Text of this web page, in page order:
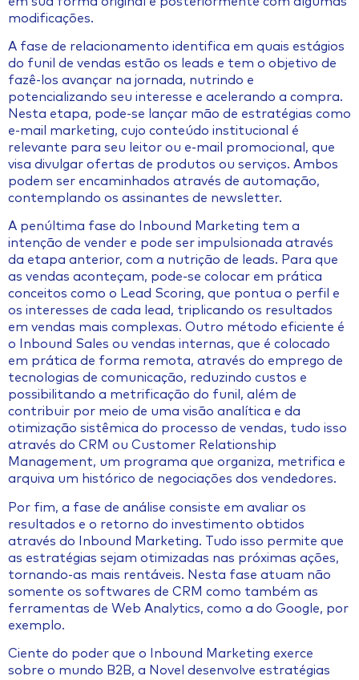
modificações.
A fase de relacionamento identifica em quais estágios
do funil de vendas estão os leads e tem o objetivo de
fazê-los avançar na jornada, nutrindo e
potencializando seu interesse e acelerando a compra.
Nesta etapa, pode-se lançar mão de estratégias como
e-mail marketing, cujo conteúdo institucional é
relevante para seu leitor ou e-mail promocional, que
visa divulgar ofertas de produtos ou serviços. Ambos
podem ser encaminhados através de automação,
contemplando os assinantes de newsletter.
A penúltima fase do Inbound Marketing tem a
intenção de vender e pode ser impulsionada através
da etapa anterior, com a nutrição de leads. Para que
as vendas aconteçam, pode-se colocar em prática
conceitos como o Lead Scoring, que pontua o perfil e
os interesses de cada lead, triplicando os resultados
em vendas mais complexas. Outro método eficiente é
o Inbound Sales ou vendas internas, que é colocado
em prática de forma remota, através do emprego de
tecnologias de comunicação, reduzindo custos e
possibilitando a metrificação do funil, além de
contribuir por meio de uma visão analítica e da
otimização sistêmica do processo de vendas, tudo isso
através do CRM ou Customer Relationship
Management, um programa que organiza, metrifica e
arquiva um histórico de negociações dos vendedores.
Por fim, a fase de análise consiste em avaliar os
resultados e o retorno do investimento obtidos
através do Inbound Marketing. Tudo isso permite que
as estratégias sejam otimizadas nas próximas ações,
tornando-as mais rentáveis. Nesta fase atuam não
somente os softwares de CRM como também as
ferramentas de Web Analytics, como a do Google, por
exemplo.
Ciente do poder que o Inbound Marketing exerce
sobre o mundo B2B, a Novel desenvolve estratégias